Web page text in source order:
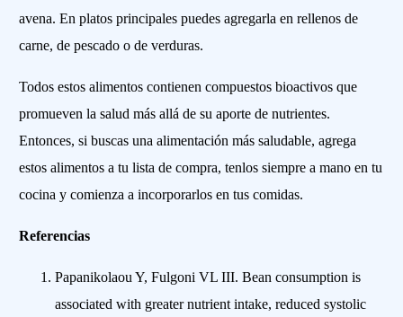
avena. En platos principales puedes agregarla en rellenos de
carne, de pescado o de verduras.
Todos estos alimentos contienen compuestos bioactivos que
promueven la salud más allá de su aporte de nutrientes.
Entonces, si buscas una alimentación más saludable, agrega
estos alimentos a tu lista de compra, tenlos siempre a mano en tu
cocina y comienza a incorporarlos en tus comidas.
Referencias
Papanikolaou Y, Fulgoni VL III. Bean consumption is
associated with greater nutrient intake, reduced systolic